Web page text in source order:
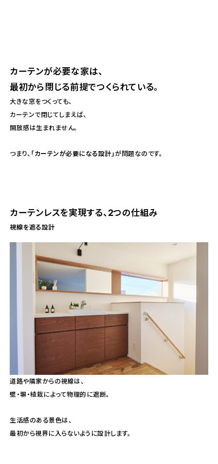
カーテンが必要な家は、
最初から閉じる前提でつくられている。
大きな窓をつくっても、
カーテンで閉じてしまえば、
開放感は生まれません。
つまり、 「カーテンが必要になる設計」が問題なのです。
カーテンレスを実現する、2つの仕組み
視線を遮る設計
道路や隣家からの視線は、
壁・塀・植栽によって物理的に遮断。
生活感のある景色は、
最初から視界に入らないように設計します。